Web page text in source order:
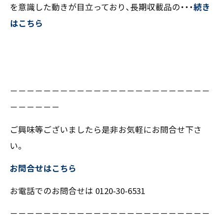
を意識した動きが目立っており、長期収載品の・・・続き
はこちら
－－－－－－－－－－－－－－－－－－－－－－－－
－－－－－－
ご興味等ございましたら是非お気軽にお問合せ下さ
い。
お問合せはこちら
お電話でのお問合せは 0120-30-6531
－－－－－－－－－－－－－－－－－－－－－－－－